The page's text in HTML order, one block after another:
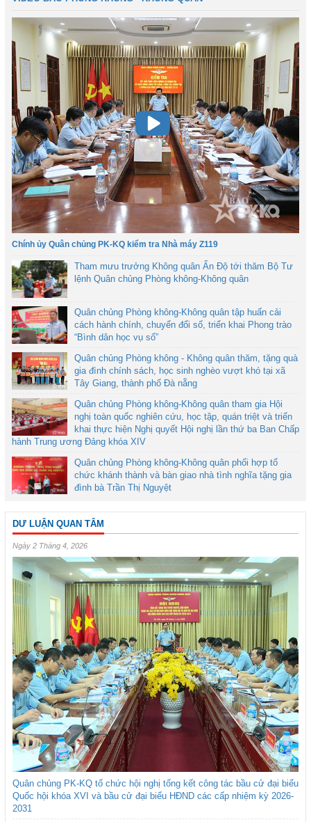
Chính ủy Quân chủng PK-KQ kiểm tra Nhà máy Z119
Tham mưu trưởng Không quân Ấn Độ tới thăm Bộ Tư
lệnh Quân chủng Phòng không-Không quân
Quân chủng Phòng không-Không quân tập huấn cải
cách hành chính, chuyển đổi số, triển khai Phong trào
“Bình dân học vụ số”
Quân chủng Phòng không - Không quân thăm, tặng quà
gia đình chính sách, học sinh nghèo vượt khó tại xã
Tây Giang, thành phố Đà nẵng
Quân chủng Phòng không-Không quân tham gia Hội
nghị toàn quốc nghiên cứu, học tập, quán triệt và triển
khai thực hiện Nghị quyết Hội nghị lần thứ ba Ban Chấp
hành Trung ương Đảng khóa XIV
Quân chủng Phòng không-Không quân phối hợp tổ
chức khánh thành và bàn giao nhà tình nghĩa tặng gia
đình bà Trần Thị Nguyệt
DƯ LUẬN QUAN TÂM
Ngày 2 Tháng 4, 2026
Quân chủng PK-KQ tổ chức hội nghị tổng kết công tác bầu cử đại biểu
Quốc hội khóa XVI và bầu cử đại biểu HĐND các cấp nhiệm kỳ 2026-
2031